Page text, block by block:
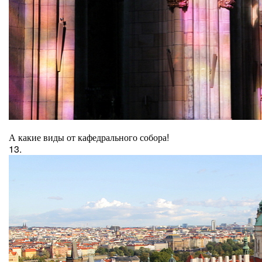
А какие виды от кафедрального собора!
13.